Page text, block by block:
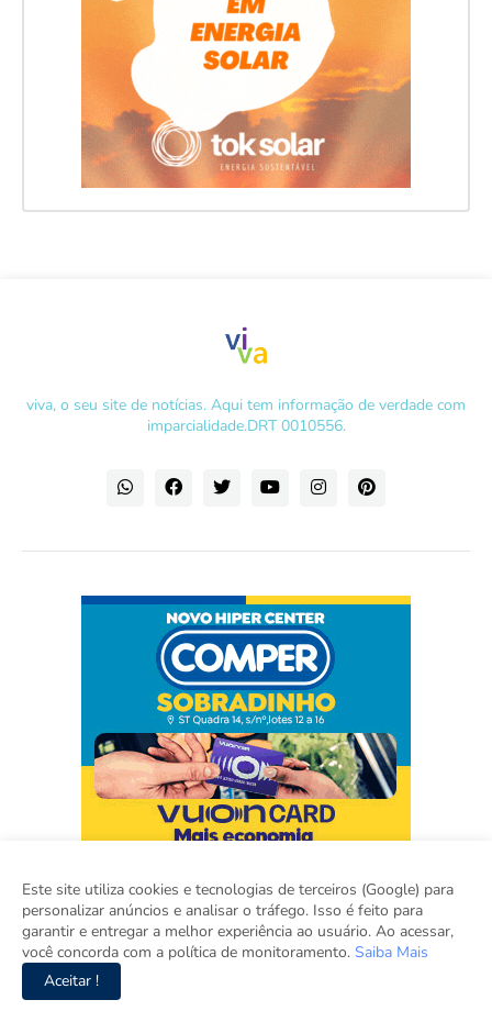
viva, o seu site de notícias. Aqui tem informação de verdade com
imparcialidade.DRT 0010556.
Este site utiliza cookies e tecnologias de terceiros (Google) para
personalizar anúncios e analisar o tráfego. Isso é feito para
garantir e entregar a melhor experiência ao usuário. Ao acessar,
você concorda com a política de monitoramento. Saiba Mais
Aceitar !